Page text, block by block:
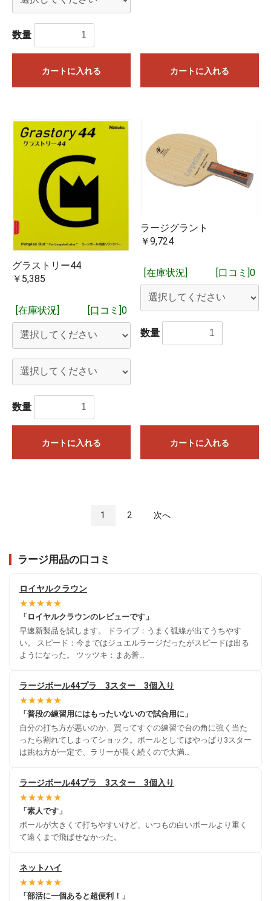
数量
カートに入れる カートに入れる
グラストリー44
￥5,385
[在庫状況] [口コミ]0
数量
カートに入れる
ラージグラント
￥9,724
[在庫状況] [口コミ]0
数量
カートに入れる
1 2 次へ
ラージ用品の口コミ
ロイヤルクラウン
★★★★★
「ロイヤルクラウンのレビューです」
早速新製品を試します。 ドライブ：うまく弧線が出てうちやす
い。 スピード：今まではジュエルラージだったがスピードは出る
ようになった。 ツッツキ：まあ普…
ラージボール44プラ 3スター 3個入り
★★★★★
「普段の練習用にはもったいないので試合用に」
自分の打ち方が悪いのか、買ってすぐの練習で台の角に強く当た
ったら割れてしまってショック。ボールとしてはやっぱり3スター
は跳ね方が一定で、ラリーが長く続くので大満…
ラージボール44プラ 3スター 3個入り
★★★★★
「素人です」
ボールが大きくて打ちやすいけど、いつもの白いボールより重く
て遠くまで飛ばせなかった。
ネットハイ
★★★★★
「部活に一個あると超便利！」